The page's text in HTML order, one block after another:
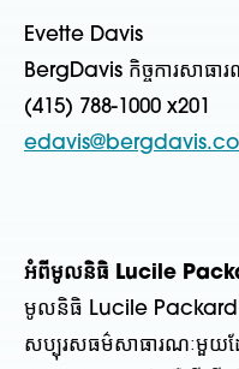
Evette Davis
BergDavis កិច្ចការសាធា
(415) 788-1000 x201
អំពីមូលនិធិ Lucile
មូលនិធិ Lucile Packard
សប្បុរសធម៌សាធារណៈមួយដែ